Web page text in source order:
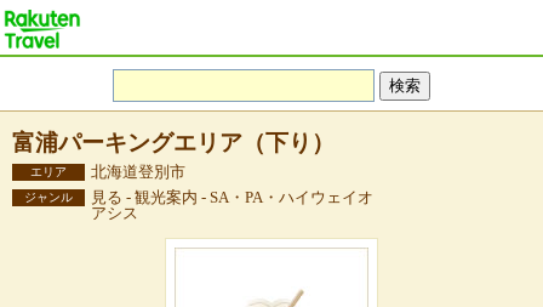
富浦パーキングエリア（下り）
エリア 北海道登別市
ジャンル
見る - 観光案内 - SA・PA・ハイウェイオ
アシス